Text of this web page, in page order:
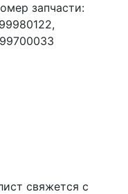
запчасти:
свяжется с